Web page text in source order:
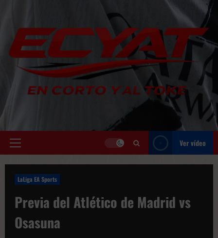
contenido
Menú
Ver vídeo
LaLiga EA Sports
Previa del Atlético de Madrid vs
Osasuna